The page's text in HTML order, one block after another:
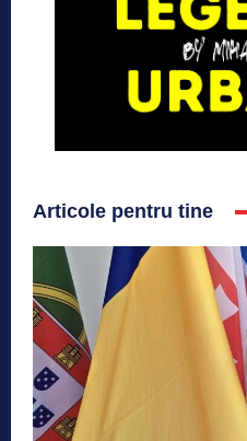
Articole pentru tine